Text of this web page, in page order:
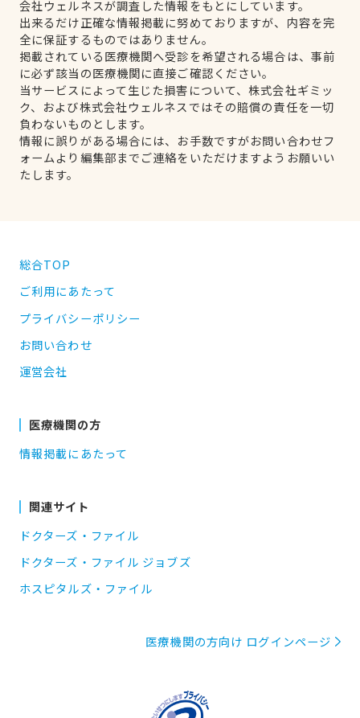
会社ウェルネスが調査した情報をもとにしています。
出来るだけ正確な情報掲載に努めておりますが、内容を完
全に保証するものではありません。
掲載されている医療機関へ受診を希望される場合は、事前
に必ず該当の医療機関に直接ご確認ください。
当サービスによって生じた損害について、株式会社ギミッ
ク、および株式会社ウェルネスではその賠償の責任を一切
負わないものとします。
情報に誤りがある場合には、お手数ですがお問い合わせフ
ォームより編集部までご連絡をいただけますようお願いい
たします。
総合TOP
ご利用にあたって
プライバシーポリシー
お問い合わせ
運営会社
医療機関の方
情報掲載にあたって
関連サイト
ドクターズ・ファイル
ドクターズ・ファイル ジョブズ
ホスピタルズ・ファイル
医療機関の方向け ログインページ